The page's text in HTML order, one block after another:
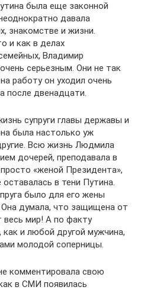
была еще законной
давала
знакомстве и жизни.
и как в делах
Владимир
серьезным. Они не так
работу он уходил очень
после двенадцати.
супруги главы державы и
была настолько уж
Всю жизнь Людмила
дочерей, преподавала в
«женой Президента»,
в тени Путина.
было для его жены
думала, что защищена от
весь мир! А по факту
и любой другой мужчина,
молодой соперницы.
комментировала свою
в СМИ появилась